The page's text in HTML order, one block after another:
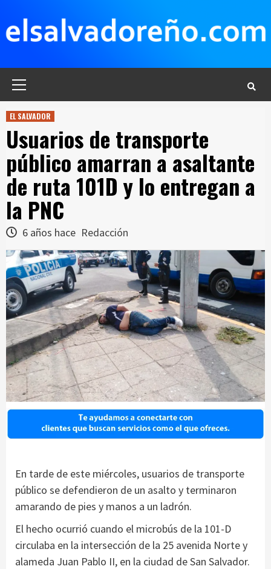
contenido
EL SALVADOR
Usuarios de transporte
público amarran a asaltante
de ruta 101D y lo entregan a
la PNC
6 años hace Redacción
En tarde de este miércoles, usuarios de transporte
público se defendieron de un asalto y terminaron
amarando de pies y manos a un ladrón.
El hecho ocurrió cuando el microbús de la 101-D
circulaba en la intersección de la 25 avenida Norte y
alameda Juan Pablo II, en la ciudad de San Salvador.